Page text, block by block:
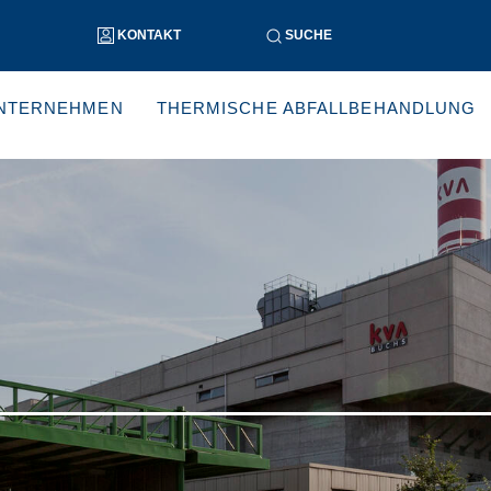
KONTAKT SUCHE
THERMISCHE ABFALLBEHANDLUNG